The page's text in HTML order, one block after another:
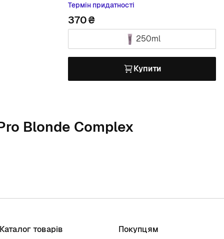
Термін придатності
370
250ml
Купити
Blonde Complex
Каталог товарів Покупцям